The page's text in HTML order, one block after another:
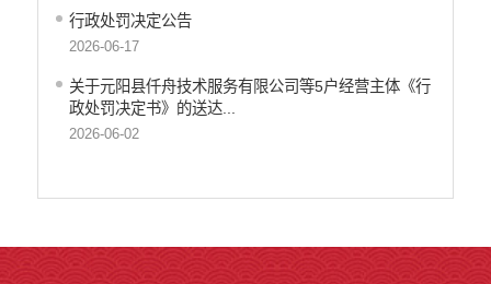
行政处罚决定公告
2026-06-17
关于元阳县仟舟技术服务有限公司等5户经营主体《行
政处罚决定书》的送达...
2026-06-02